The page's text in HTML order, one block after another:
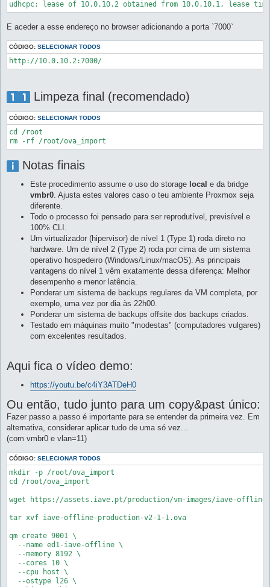
E aceder a esse endereço no browser adicionando a porta `7000`
CÓDIGO: SELECIONAR TODOS
Limpeza final (recomendado)
CÓDIGO: SELECIONAR TODOS
cd /root
Notas finais
Este procedimento assume o uso do storage local e da bridge
vmbr0 . Ajusta estes valores caso o teu ambiente Proxmox seja
diferente.
Todo o processo foi pensado para ser reprodutível, previsível e
100% CLI.
Um virtualizador (hipervisor) de nível 1 (Type 1) roda direto no
hardware. Um de nível 2 (Type 2) roda por cima de um sistema
operativo hospedeiro (Windows/Linux/macOS). As principais
vantagens do nível 1 vêm exatamente dessa diferença: Melhor
desempenho e menor latência.
Ponderar um sistema de backups regulares da VM completa, por
exemplo, uma vez por dia às 22h00.
Ponderar um sistema de backups offsite dos backups criados.
Testado em máquinas muito "modestas" (computadores vulgares)
com excelentes resultados.
Aqui fica o vídeo demo:
https://youtu.be/c4iY3ATDeH0
Ou então, tudo junto para um copy&past único:
Fazer passo a passo é importante para se entender da primeira vez. Em
alternativa, considerar aplicar tudo de uma só vez...
(com vmbr0 e vlan=11)
CÓDIGO: SELECIONAR TODOS
mkdir -p /root/ova_import
cd /root/ova_import
wget https://assets.iave.pt/production/vm-images/iave-
tar xvf iave-offline-production-v2-1-1.ova
qm create 9001 \
  --name ed1-iave-offline \
  --memory 8192 \
  --cores 10 \
  --cpu host \
  --ostype l26 \